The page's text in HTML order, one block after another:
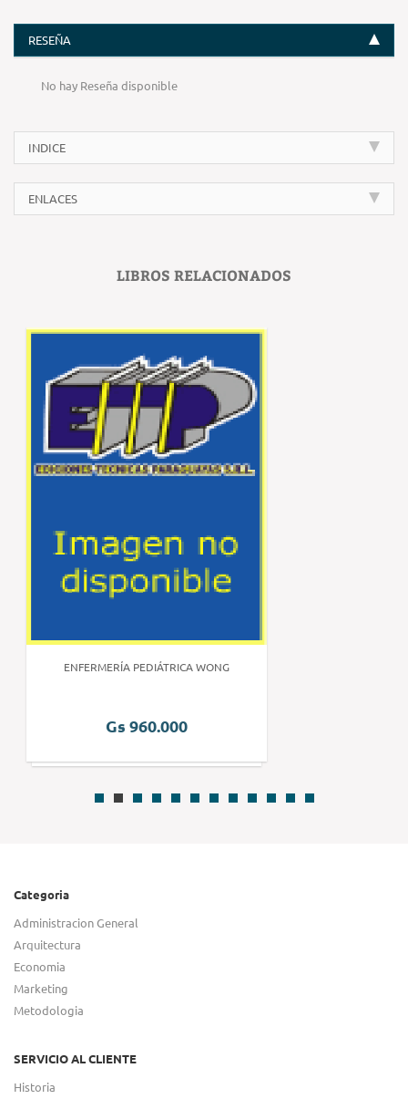
RESEÑA
No hay Reseña disponible
INDICE
ENLACES
LIBROS RELACIONADOS
ENFERMERÍA PEDIÁTRICA WONG
Gs 960.000
Categoria
Administracion General
Arquitectura
Economia
Marketing
Metodologia
SERVICIO AL CLIENTE
Historia